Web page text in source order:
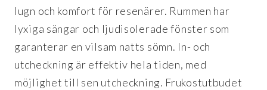
lugn och komfort för resenärer. Rummen har
lyxiga sängar och ljudisolerade fönster som
garanterar en vilsam natts sömn. In- och
utcheckning är effektiv hela tiden, med
möjlighet till sen utcheckning. Frukostutbudet